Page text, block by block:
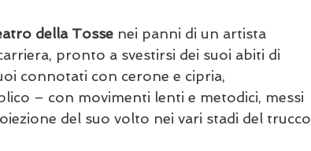
della Tosse nei panni di un artista
pronto a svestirsi dei suoi abiti di
connotati con cerone e cipria,
– con movimenti lenti e metodici, messi
del suo volto nei vari stadi del trucco